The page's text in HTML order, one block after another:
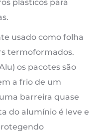
plásticos para
usado como folha
termoformados.
os pacotes são
a frio de um
barreira quase
do alumínio é leve e